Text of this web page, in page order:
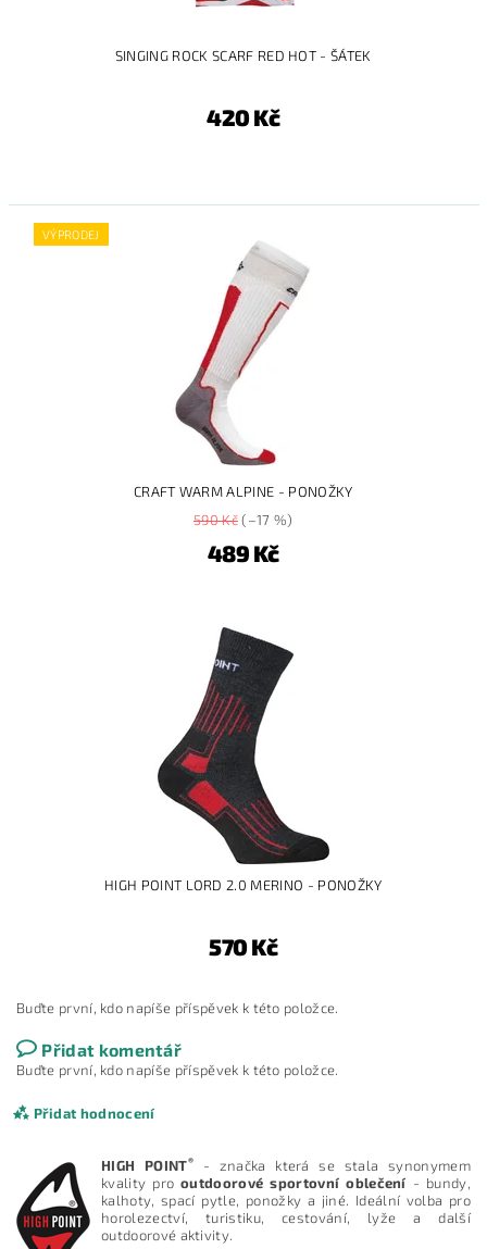
SINGING ROCK SCARF RED HOT - ŠÁTEK
420 Kč
VÝPRODEJ
CRAFT WARM ALPINE - PONOŽKY
590 Kč(–17 %)
489 Kč
HIGH POINT LORD 2.0 MERINO - PONOŽKY
570 Kč
Buďte první, kdo napíše příspěvek k této položce.
Přidat komentář
Buďte první, kdo napíše příspěvek k této položce.
Přidat hodnocení
HIGH POINT®- značka která se stala synonymem
kvality prooutdoorové sportovní oblečení - bundy,
kalhoty, spací pytle, ponožky a jiné. Ideální volba pro
horolezectví, turistiku, cestování, lyže a další
outdoorové aktivity.